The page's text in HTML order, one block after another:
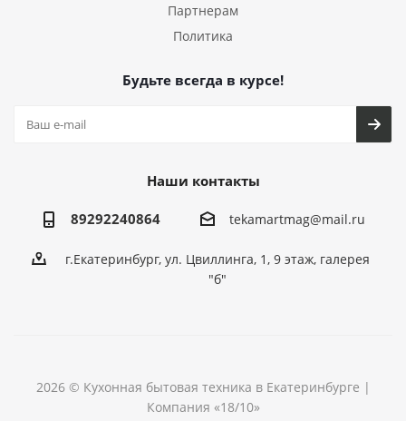
Партнерам
Политика
Будьте всегда в курсе!
Наши контакты
89292240864 tekamartmag@mail.ru
г.Екатеринбург, ул. Цвиллинга, 1, 9 этаж, галерея
"б"
2026 © Кухонная бытовая техника в Екатеринбурге |
Компания «18/10»